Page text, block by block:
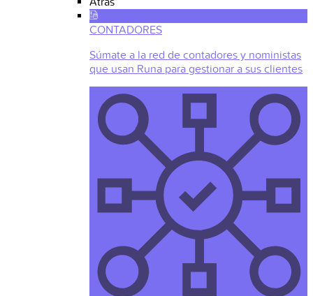
CONTADORES
Súmate a la red de contadores y noministas
que usan Runa para gestionar a sus clientes